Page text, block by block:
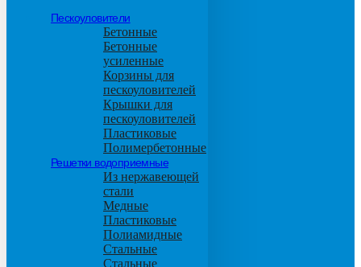
Пескоуловители
Бетонные
Бетонные
усиленные
Корзины для
пескоуловителей
Крышки для
пескоуловителей
Пластиковые
Полимербетонные
Решетки водоприемные
Из нержавеющей
стали
Медные
Пластиковые
Полиамидные
Стальные
Стальные